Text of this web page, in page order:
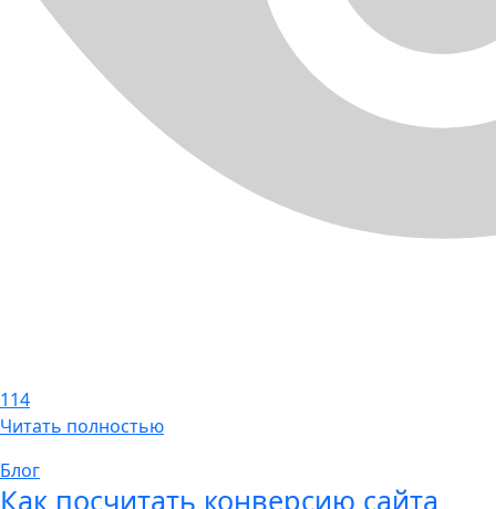
114
Читать полностью
Блог
Как посчитать конверсию сайта